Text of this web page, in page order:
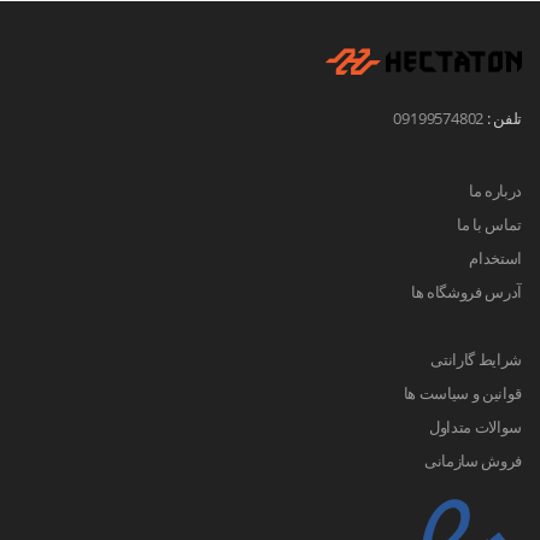
تلفن : 09199574802
درباره ما
تماس با ما
استخدام
آدرس فروشگاه ها
شرایط گارانتی
قوانین و سیاست ها
سوالات متداول
فروش سازمانی